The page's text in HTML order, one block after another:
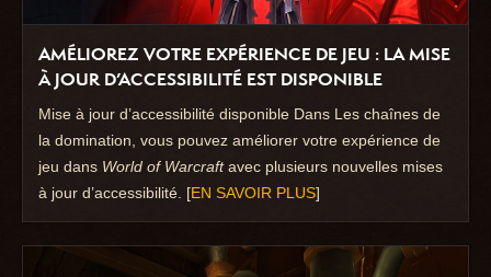
AMÉLIOREZ VOTRE EXPÉRIENCE DE JEU : LA MISE
À JOUR D’ACCESSIBILITÉ EST DISPONIBLE
Mise à jour d’accessibilité disponible Dans Les chaînes de
la domination, vous pouvez améliorer votre expérience de
jeu dans World of Warcraftavec plusieurs nouvelles mises
à jour d’accessibilité. [EN SAVOIR PLUS]